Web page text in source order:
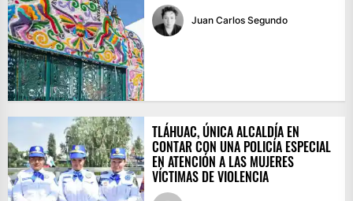
Juan Carlos Segundo
TLÁHUAC, ÚNICA ALCALDÍA EN
CONTAR CON UNA POLICÍA ESPECIAL
EN ATENCIÓN A LAS MUJERES
VÍCTIMAS DE VIOLENCIA